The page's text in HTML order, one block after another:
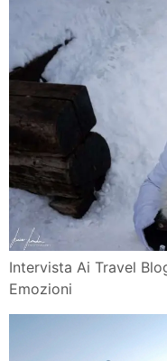
Intervista Ai Travel
Emozioni